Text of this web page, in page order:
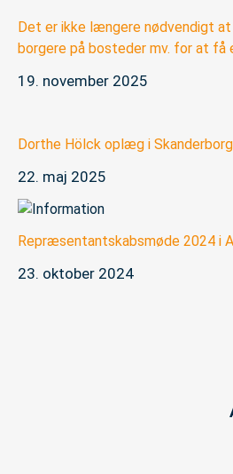
Det er ikke længere nødvendigt
borgere på bosteder mv. for at få
19. november 2025
Dorthe Hölck oplæg i Skanderborg
22. maj 2025
Repræsentantskabsmøde 2024 i
23. oktober 2024